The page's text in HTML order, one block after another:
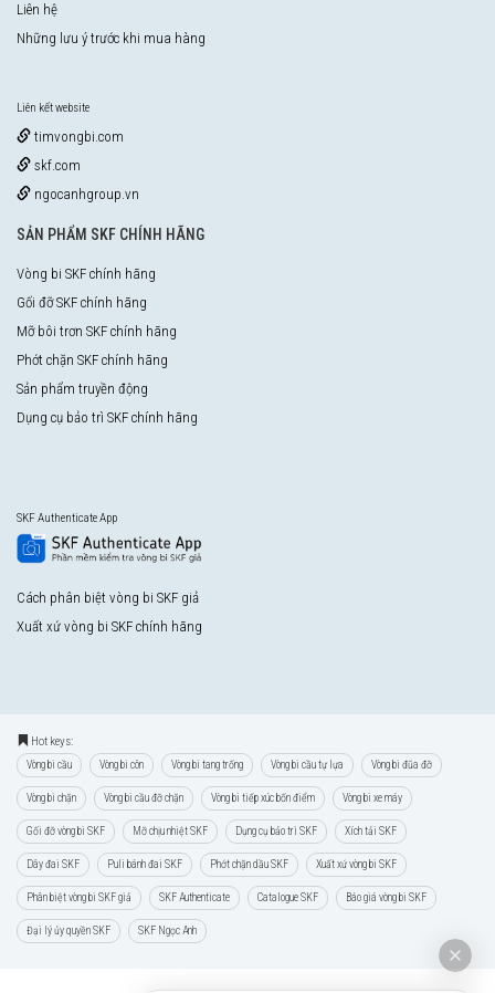
Liên hệ
Những lưu ý trước khi mua hàng
Liên kết website
timvongbi.com
skf.com
ngocanhgroup.vn
SẢN PHẨM SKF CHÍNH HÃNG
Vòng bi SKF chính hãng
Gối đỡ SKF chính hãng
Mỡ bôi trơn SKF chính hãng
Phớt chặn SKF chính hãng
Sản phẩm truyền động
Dụng cụ bảo trì SKF chính hãng
SKF Authenticate App
Cách phân biệt vòng bi SKF giả
Xuất xứ vòng bi SKF chính hãng
Hot keys:
Vòng bi cầu Vòng bi côn Vòng bi tang trống Vòng bi cầu tự lựa Vòng bi đũa đỡ
Vòng bi chặn Vòng bi cầu đỡ chặn Vòng bi tiếp xúc bốn điểm Vòng bi xe máy
Gối đỡ vòng bi SKF Mỡ chịu nhiệt SKF Dụng cụ bảo trì SKF Xích tải SKF
Dây đai SKF Puli bánh đai SKF Phớt chặn dầu SKF Xuất xứ vòng bi SKF
Phân biệt vòng bi SKF giả SKF Authenticate Catalogue SKF Báo giá vòng bi SKF
Đại lý ủy quyền SKF SKF Ngọc Anh